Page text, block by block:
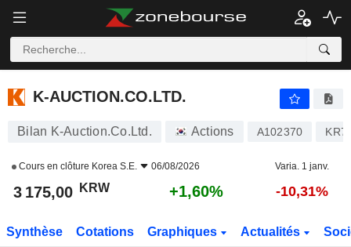
K-AUCTION.CO.LTD.
K-AUCTION.CO.LTD.
Bilan K-Auction.Co.Ltd. Actions A102370
Cours en clôture Korea S.E. 06/08/2026 Varia. 1 janv.
3 175,00 KRW +1,60% -10,31%
Synthèse Cotations Graphiques Actualités